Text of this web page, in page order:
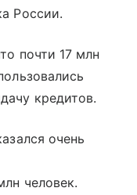
России.
почти 17 млн
кредитов.
очень
человек.